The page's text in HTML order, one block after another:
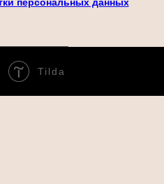
Tilda